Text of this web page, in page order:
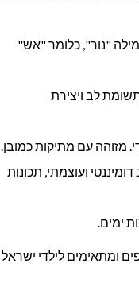
"נור", כלומר "אש"
לב ויצירת
מזוהה עם מתיקות כמובן.
ועוצמתי, תכונות
ימים.
ומתאימים לילדי ישראל